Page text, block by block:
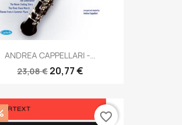
ANDREA CAPPELLARI -...
23,08 € 20,77 €
favorite_border